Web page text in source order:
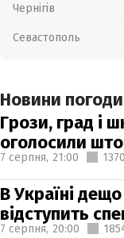
Чернігів
Севастополь
Новини погоди
Грози, град і
оголосили
7 серпня, 21:00 1370
В Україні
відступить
7 серпня, 20:00